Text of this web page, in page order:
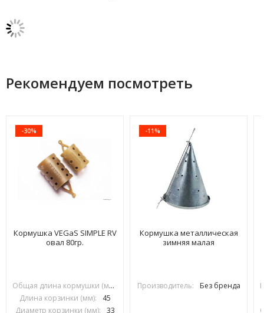
Рекомендуем посмотреть
-30%
Кормушка VEGaS SIMPLE RV
овал 80гр.
Общая длина кормушки (мм):
Длина корзинки (мм):
45
Диаметр корзинки (мм):
33
-11%
Кормушка металлическая
зимняя малая
Производитель: Без бренда